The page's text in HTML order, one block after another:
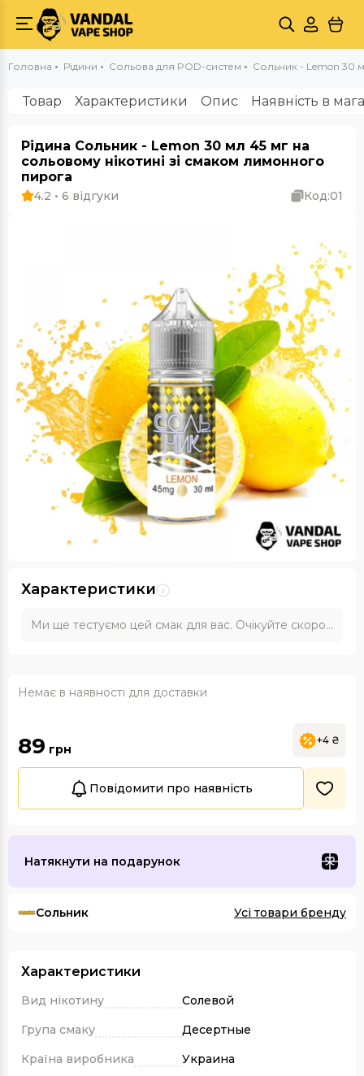
Головна Рідини Сольова для POD-систем Сольник - Lemon 30
Товар Характеристики Опис Наявність в
Рідина Сольник - Lemon 30 мл 45 мг на
сольовому нікотині зі смаком лимонного
пирога
4.2 • 6 відгуки Код:01
Характеристики
Ми ще тестуємо цей смак для вас. Очікуйте скоро...
Немає в наявності для доставки
89 грн
+4 ₴
Повідомити про наявність
Натякнути на подарунок
Сольник Усі товари бренду
Характеристики
Вид нікотину
Солевой
Група смаку
Десертные
Країна виробника
Украина